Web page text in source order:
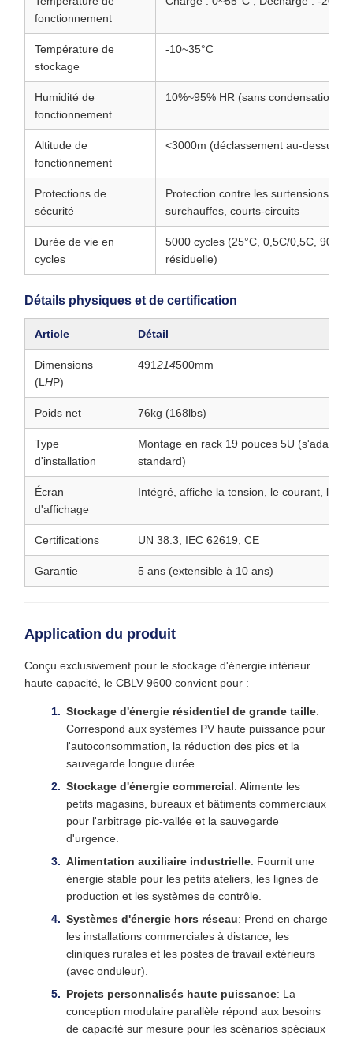
fonctionnement
Température de
stockage
-10~35°C
Humidité de
fonctionnement
10%~95% HR (sans condensation)
Altitude de
fonctionnement
<3000m (déclassement au-dessus
Protections de
sécurité
Protection contre les surtensions,
surchauffes, courts-circuits
Durée de vie en
cycles
5000 cycles (25°C, 0,5C/0,5C, 90%
résiduelle)
Détails physiques et de certification
Article Détail
Dimensions
(L HP)
491214500mm
Poids net 76kg (168lbs)
Type
d'installation
Montage en rack 19 pouces 5U (s'adapte
standard)
Écran
d'affichage
Intégré, affiche la tension, le courant,
Certifications UN 38.3, IEC 62619, CE
Garantie 5 ans (extensible à 10 ans)
Application du produit
Conçu exclusivement pour le stockage d'énergie intérieur
haute capacité, le CBLV 9600 convient pour :
Stockage d'énergie résidentiel de grande taille:
Correspond aux systèmes PV haute puissance pour
l'autoconsommation, la réduction des pics et la
sauvegarde longue durée.
Stockage d'énergie commercial: Alimente les
petits magasins, bureaux et bâtiments commerciaux
pour l'arbitrage pic-vallée et la sauvegarde
d'urgence.
Alimentation auxiliaire industrielle: Fournit une
énergie stable pour les petits ateliers, les lignes de
production et les systèmes de contrôle.
Systèmes d'énergie hors réseau: Prend en charge
les installations commerciales à distance, les
cliniques rurales et les postes de travail extérieurs
(avec onduleur).
Projets personnalisés haute puissance: La
conception modulaire parallèle répond aux besoins
de capacité sur mesure pour les scénarios spéciaux